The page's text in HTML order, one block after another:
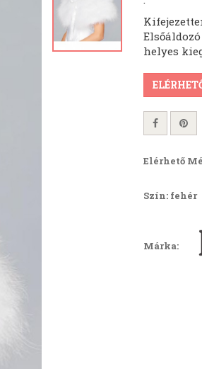
helyes
Elérhető
Szín: fehér
Márka: